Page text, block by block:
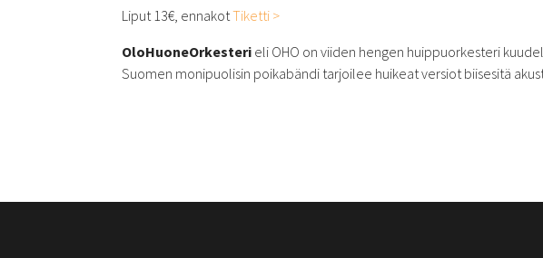
Liput 13€, ennakotTiketti >
OloHuoneOrkesteri eli OHO on viiden hengen huippuorkesteri
Suomen monipuolisin poikabändi tarjoilee huikeat versiot biisesitä